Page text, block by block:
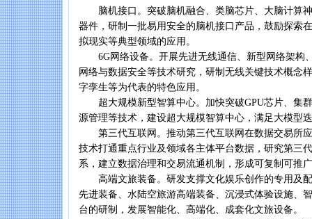
脑机接口。突破脑机融合、类脑芯片、大脑计算神
器件，研制一批易用安全的脑机接口产品，鼓励探索
拟现实等典型领域的应用。
6G网络设备。开展先进无线通信、新型网络架构
网络与数据安全等技术研究，研制无线关键技术概念
字孪生等为代表的特色应用。
超大规模新型智算中心。加快突破GPU芯片、集
源管理等技术，建设超大规模智算中心，满足大模型
第三代互联网。推动第三代互联网在数据交易所应
技术打通重点行业及领域各主体平台数据，研究第三
系，建立数据治理和交易流通机制，形成可复制可推
高端文旅装备。研发支撑文化娱乐创作的专用及配
先进装备、水陆空旅游高端装备、沉浸式体验设施、
台的研制，发展智能化、高端化、成套化文旅设备。